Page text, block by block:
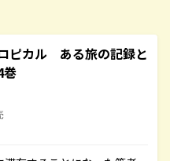
ピカル ある旅の記録と